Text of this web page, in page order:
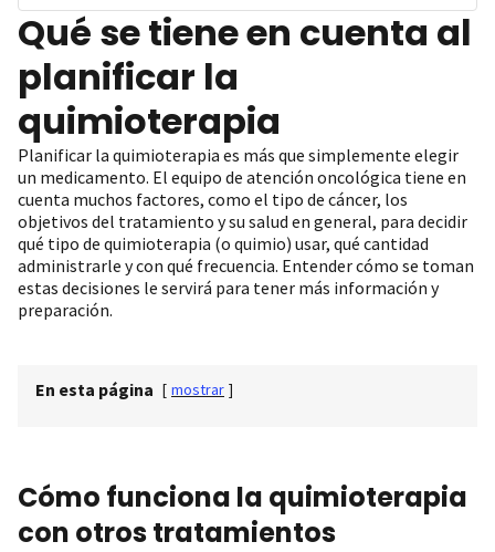
Qué se tiene en cuenta al
planificar la
quimioterapia
Planificar la quimioterapia es más que simplemente elegir
un medicamento. El equipo de atención oncológica tiene en
cuenta muchos factores, como el tipo de cáncer, los
objetivos del tratamiento y su salud en general, para decidir
qué tipo de quimioterapia (o quimio) usar, qué cantidad
administrarle y con qué frecuencia. Entender cómo se toman
estas decisiones le servirá para tener más información y
preparación.
En esta página [ mostrar ]
Cómo funciona la quimioterapia
con otros tratamientos